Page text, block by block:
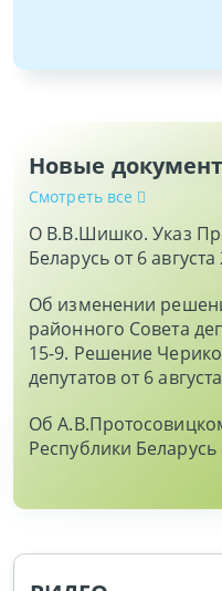
Новые
Смотреть все
О В.В.Шишко. Указ
Беларусь от 6
Об изменении
районного Совета
15-9. Решение
депутатов от 6
Об
Республики Беларусь